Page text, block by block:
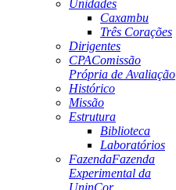
Unidades
Caxambu
Três Corações
Dirigentes
CPAComissão
Própria de Avaliação
Histórico
Missão
Estrutura
Biblioteca
Laboratórios
FazendaFazenda
Experimental da
UninCor